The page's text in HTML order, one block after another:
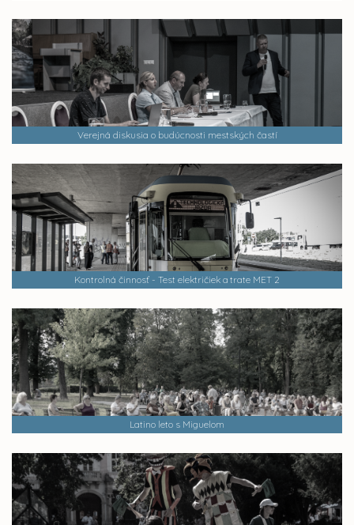
Verejná diskusia o budúcnosti mestských častí
Kontrolná činnosť - Test električiek a trate MET 2
Latino leto s Miguelom